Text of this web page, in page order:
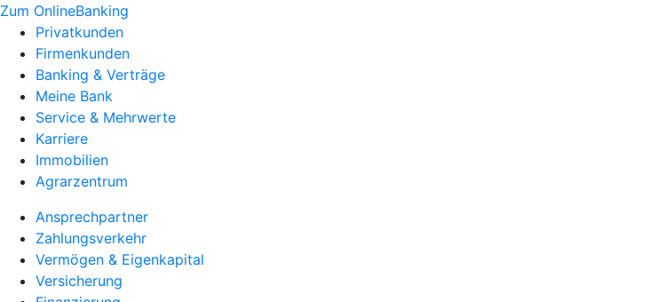
Zum OnlineBanking
Privatkunden
Firmenkunden
Banking & Verträge
Meine Bank
Service & Mehrwerte
Karriere
Immobilien
Agrarzentrum
Ansprechpartner
Zahlungsverkehr
Vermögen & Eigenkapital
Versicherung